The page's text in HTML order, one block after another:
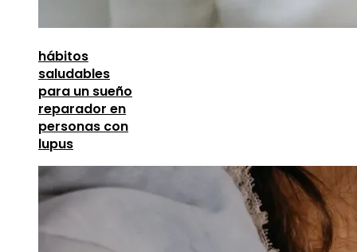
hábitos
saludables
para un sueño
reparador en
personas con
lupus